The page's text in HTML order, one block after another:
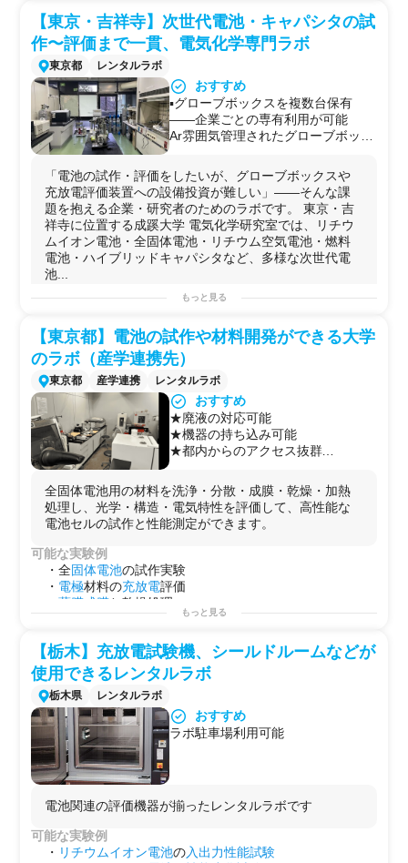
・塗工試験
・プレステスト
・充放電試験
【東京・吉祥寺】次世代電池・キャパシタの試
作〜評価まで一貫、電気化学専門ラボ
東京都 レンタルラボ
おすすめ
▪️グローブボックスを複数台保有
——企業ごとの専有利用が可能
Ar雰囲気管理されたグローブボック
ーブボックスジャパン・アール・
UNICO）。金属Liや揮発性電解液を
扱う実験でも、企業ごとに専有して
使えるため他の利用者と干渉しませ
ん。
▪️コインセル〜ラミネートセルま
で、試作の全工程が一箇所で完結
100）→塗工（TC-1）→ロールプレ
→充放電評価まで、セル作製の全工
程を同一ラボ内で実施可能。往来の
手間なく、スムーズに実験を進めら
れます。
▪️NIMS共同研究でリチウム空気電池
の出力電流10倍化を達成した専門家
がサポート
担当教授はリチウム空気電池・ハイ
NEDO・科研費の採択実績を持ち、
「初めての電池実験」から「予算獲
得前のコンサル相談」まで柔軟に対
▪️14台の充放電試験機で多条件の並
行スクリーニングが可能
北斗電工 HJ1001SD8を14台保有。
多条件の並行スクリーニングや長期
す。
「電池の試作・評価をしたいが、グローブボックスや
充放電評価装置への設備投資が難しい」——そんな課
題を抱える企業・研究者のためのラボです。 東京・吉
祥寺に位置する成蹊大学 電気化学研究室では、リチウ
ムイオン電池・全固体電池・リチウム空気電池・燃料
電池・ハイブリッドキャパシタなど、多様な次世代電
池...
リチウムイオン電池（コインセル・ラミネートセル）の
試作 / 全 固体電池セルの作製 /
ハイブリッド キャパシタ
・電気化学評価
定
電流充放電試験
・長期サイクル試験 / 交流インピーダン
ス測定（EIS） /サイクリックボルタンメトリー
イオン導電率測定 /回転リングディスク電極
性評価
・材料・構造分析
Ar雰囲気下での電極 表面SPM観察（SPM
-9700） / 紫外可
視・赤外・蛍光分光 分析 / 熱重量示差熱分析（TG-DTA
/充放電 中発生ガスのオンライン質量分析・ ガスクロ定量
分析 /引張強度 試験 / 電解液の 水分 分析
・その他
マグネシウム空気電池・溶存酸素制御システムの評価 / 第
一原理計算・充放電シミュレーション
用途例
自社ラボに電池試作設備がない企業様が、グローブボッ
能データを取得したい場合。
電極材料・バインダー・電解液を開発している素材メー
カーが、LIBセルへの実装評価や
門家の指導のもとで実施したい場合。
全固体電池・リチウム空気電池など
参入したばかりの企業が、作製手順から評価方法まで専
門家によるOJT形式の
ルを習得したい場合。
揮発性の高い電解液を使う電解実験や特殊な
験を、安全な
グローブボックス
たい場合。
もっと見る
【東京都】電池の試作や材料開発ができる大学
のラボ（産学連携先）
東京都 産学連携 レンタルラボ
おすすめ
★廃液の対応可能
★機器の持ち込み可能
★都内からのアクセス抜群
の電極材料開発や、ナノ材料の設
計・評価に関する学術指導が可能で
す
全固体電池用の材料を洗浄・分散・成膜・乾燥・加熱
処理し、光学・構造・電気特性を評価して、高性能な
電池セルの試作と性能測定ができます。
可能な実験例
・全固体電池の試作実験
・ 電極材料の充放電評価
・薄膜 成膜と乾燥処理
用途例
第2のラボとして！
試作と簡易評価を一貫して実施！
自社で行えないサイドプロジェクト
もっと見る
【栃木】充放電試験機、シールドルームなどが
使用できるレンタルラボ
栃木県 レンタルラボ
おすすめ
ラボ駐車場利用可能
電池関連の評価機器が揃ったレンタルラボです
可能な実験例
・ リチウムイオン電池の入出力性能試験